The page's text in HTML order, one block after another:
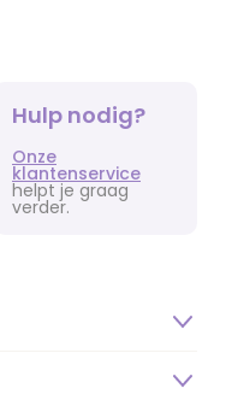
Hulp nodig?
Onze
klantenservice
helpt je graag
verder.